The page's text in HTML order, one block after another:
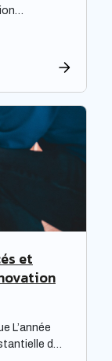
ont mis la
une
et
L’année
des